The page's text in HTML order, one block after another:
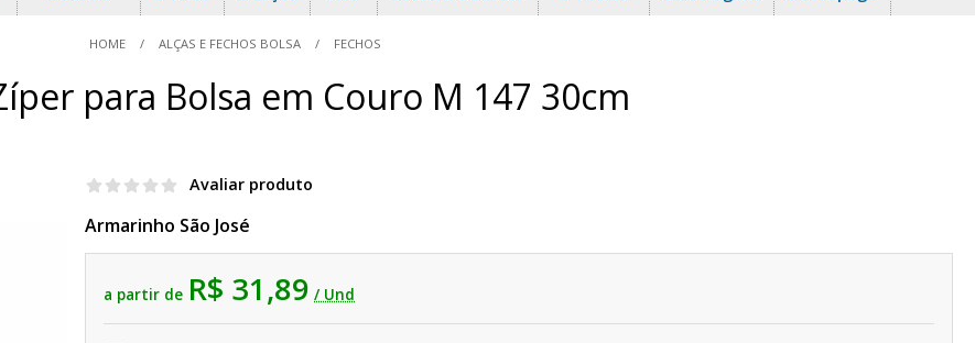
HOME ALÇAS E FECHOS BOLSA FECHOS
para Bolsa em Couro M 147 30cm
Avaliar produto
Armarinho São José
a partir de R$ 31,89 / Und